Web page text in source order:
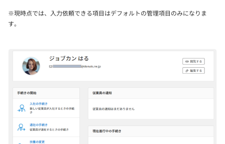
※現時点では、入力依頼できる項目はデフォルトの管理項目のみになりま
す。